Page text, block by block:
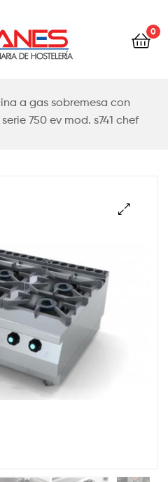
0
a gas sobremesa con
750 ev mod. s741 chef